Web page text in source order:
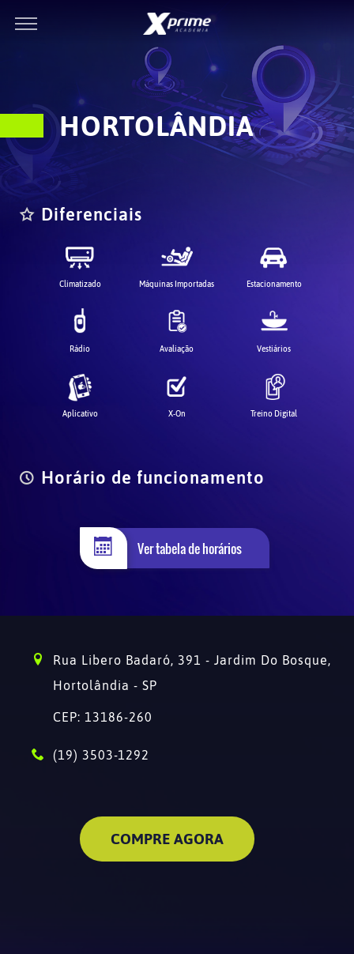
HORTOLÂNDIA
Diferenciais
Climatizado Máquinas Importadas Estacionamento
Rádio Avaliação Vestiários
Aplicativo X-On Treino Digital
Horário de funcionamento
Ver tabela de horários
Rua Libero Badaró, 391 - Jardim Do Bosque,
Hortolândia - SP
CEP: 13186-260
(19) 3503-1292
COMPRE AGORA